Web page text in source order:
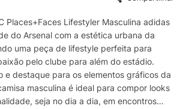
Places+Faces Lifestyler Masculina adidas
do Arsenal com a estética urbana da
uma peça de lifestyle perfeita para
pelo clube para além do estádio.
e destaque para os elementos gráficos da
masculina é ideal para compor looks
seja no dia a dia, em encontros